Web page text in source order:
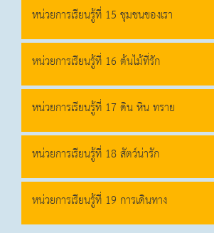
หน่วยการเรียนรู้ที่ 15 ชุมชนของเรา
หน่วยการเรียนรู้ที่ 16 ต้นไม้ที่รัก
หน่วยการเรียนรู้ที่ 17 ดิน หิน ทราย
หน่วยการเรียนรู้ที่ 18 สัตว์น่ารัก
หน่วยการเรียนรู้ที่ 19 การเดินทาง